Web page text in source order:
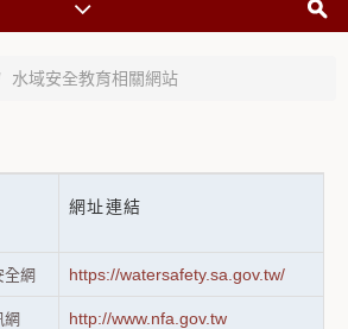
水域安全教育相關網站
網址連結
全網 https://watersafety.sa.gov.tw/
網 http://www.nfa.gov.tw